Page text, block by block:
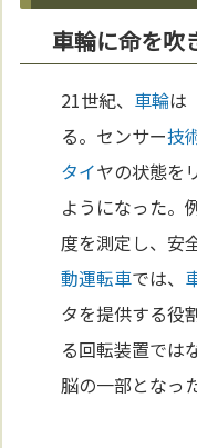
車輪に命を吹
21世紀、 車輪は
る。センサー技
タイヤの状態を
ようになった。
度を測定し、安
動運転車では、
タを提供する役
る回転装置では
脳の一部となっ